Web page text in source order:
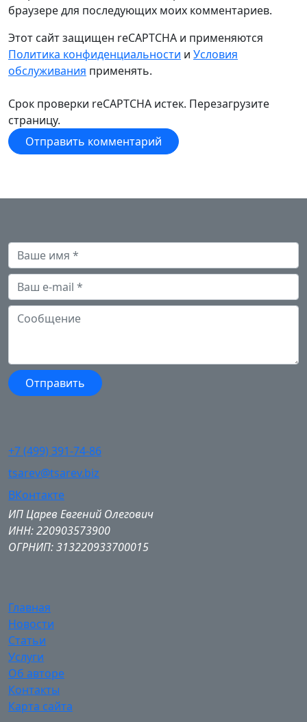
браузере для последующих моих комментариев.
Этот сайт защищен reCAPTCHA и применяются
Политика конфиденциальности и Условия
обслуживания применять.
Срок проверки reCAPTCHA истек. Перезагрузите
страницу.
+7 (499) 391-74-86
tsarev@tsarev.biz
ВКонтакте
ИП Царев Евгений Олегович
ИНН: 220903573900
ОГРНИП: 313220933700015
Главная
Новости
Статьи
Услуги
Об авторе
Контакты
Карта сайта